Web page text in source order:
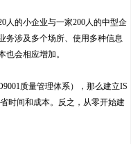
人的小企业与一家200人的中型企
务涉及多个场所、使用多种信息
也会相应增加。
质量管理体系），那么建立IS
时间和成本。反之，从零开始建